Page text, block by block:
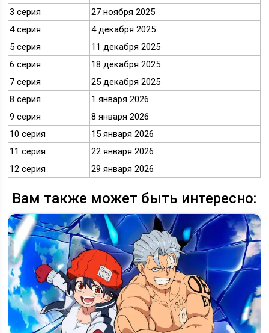
3 серия
27 ноября 2025
4 серия
4 декабря 2025
5 серия
11 декабря 2025
6 серия
18 декабря 2025
7 серия
25 декабря 2025
8 серия
1 января 2026
9 серия
8 января 2026
10 серия
15 января 2026
11 серия
22 января 2026
12 серия
29 января 2026
Вам также может быть интересно: